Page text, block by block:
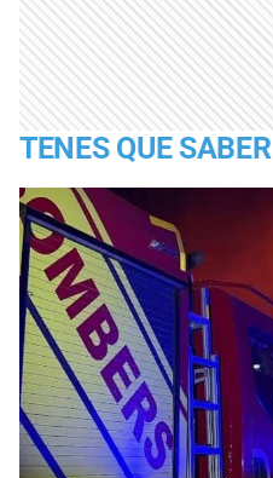
TENES QUE SABER